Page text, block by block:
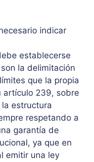
indicar
establecerse
la delimitación
que la propia
artículo 239, sobre
estructura
respetando a
garantía de
ya que en
emitir una ley